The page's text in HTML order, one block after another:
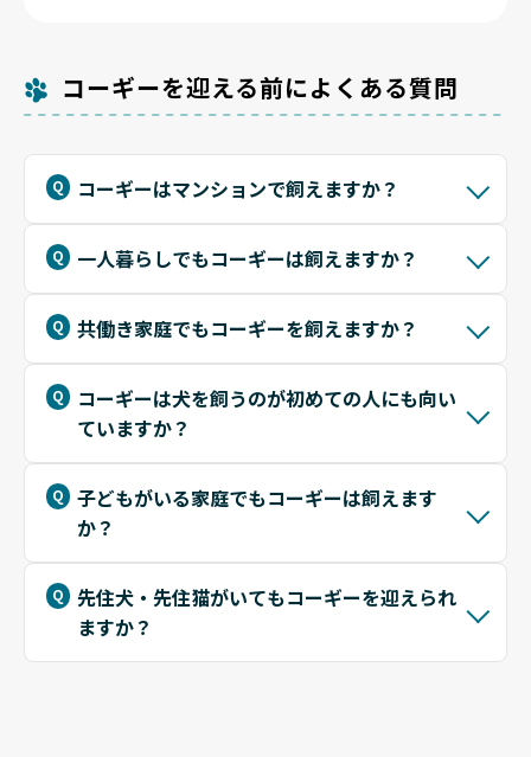
コーギーを迎える前によくある質問
コーギーはマンションで飼えますか？
一人暮らしでもコーギーは飼えますか？
共働き家庭でもコーギーを飼えますか？
コーギーは犬を飼うのが初めての人にも向い
ていますか？
子どもがいる家庭でもコーギーは飼えます
か？
先住犬・先住猫がいてもコーギーを迎えられ
ますか？